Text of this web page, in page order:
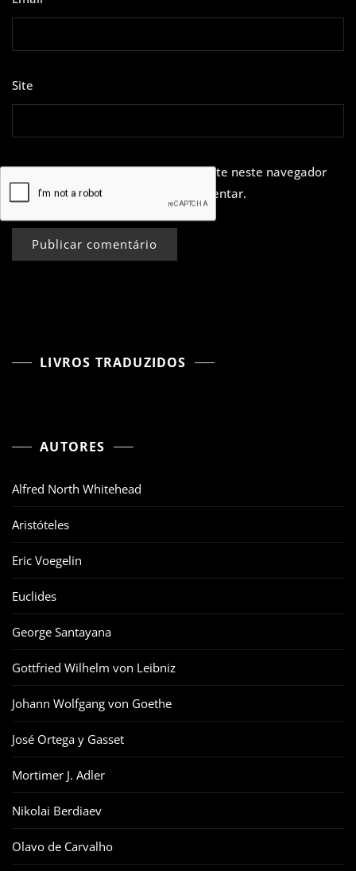
Site
Guardar o meu nome, email e site neste navegador
para a próxima vez que eu comentar.
LIVROS TRADUZIDOS
AUTORES
Alfred North Whitehead
Aristóteles
Eric Voegelin
Euclides
George Santayana
Gottfried Wilhelm von Leibniz
Johann Wolfgang von Goethe
José Ortega y Gasset
Mortimer J. Adler
Nikolai Berdiaev
Olavo de Carvalho